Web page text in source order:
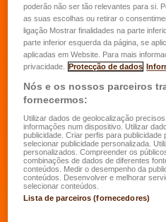
Merci
poderão não ser tão relevantes para si.
as suas escolhas ou retirar o
ligação Mostrar finalidades na parte
parte inferior esquerda da página, se
aplicadas em Website. Para mais
privacidade.
Protecção de dados
Nós e os nossos parceiros
fornecermos:
Utilizar dados de geolocalização
informações num dispositivo. Utilizar
publicidade. Criar perfis para
selecionar publicidade personalizada.
personalizados. Compreender os
combinações de dados de diferentes
conteúdos. Medir o desempenho da
conteúdos. Desenvolver e melhorar
selecionar conteúdos.
Lista de parceiros (fornecedores)